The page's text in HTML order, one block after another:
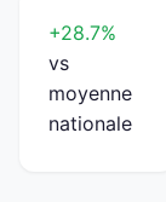
+28.7%
vs
moyenne
nationale